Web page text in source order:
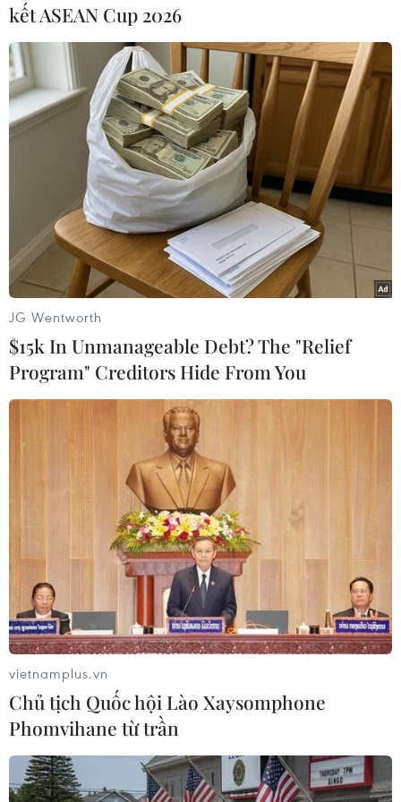
#Hàn Quốc #Triều Tiên #Tập trận
#Tác chiến
Hàn Quốc
Triều Tiên
Theo dõi VietnamPlus
TIN CÙNG CHUYÊN MỤC
Tổng Bí thư, Chủ tịch nước Tô Lâm
lên đường thăm cấp Nhà nước
Australia và New Zealand
Động lực mới cho hợp tác thương
mại Việt Nam-Australia
08/08/2026 12:20
Việt Nam-Ấn Độ thúc đẩy hợp tác
nghiên cứu, đào tạo và tư vấn chính
sách
Nam-Australia có độ tin cậy chính trị
cao
kết ASEAN Cup 2026
JG Wentworth
$15k In Unmanageable Debt? The "Relief
Program" Creditors Hide From You
vietnamplus.vn
Chủ tịch Quốc hội Lào Xaysomphone
Phomvihane từ trần